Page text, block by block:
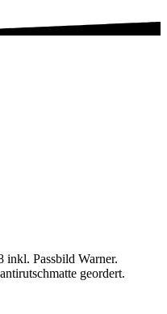
inkl. Passbild Warner.
geordert.